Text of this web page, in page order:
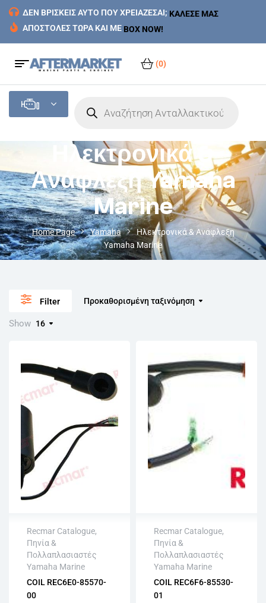
ΔΕΝ ΒΡΙΣΚΕΙΣ ΑΥΤΟ ΠΟΥ ΧΡΕΙΑΖΕΣΑΙ; ΚΑΛΕΣΕ ΜΑΣ
ΑΠΟΣΤΟΛΕΣ ΤΩΡΑ ΚΑΙ ΜΕ BOX NOW!
(0)
Ηλεκτρονικά &
Ανάφλεξη Yamaha
Marine
Home Page Yamaha
Ηλεκτρονικά & Ανάφλεξη
Yamaha Marine
Filter Προκαθορισμένη ταξινόμηση
Show 16
Recmar Catalogue,
Πηνία &
Πολλαπλασιαστές
Yamaha Marine
COIL REC6E0-85570-
00
Άμεση αποστολή
Επιστροφή εντός
Αγορά χωρίς
Recmar Catalogue,
Πηνία &
Πολλαπλασιαστές
Yamaha Marine
COIL REC6F6-85530-
01
Άμεση αποστολή
Επιστροφή εντός
Αγορά χωρίς